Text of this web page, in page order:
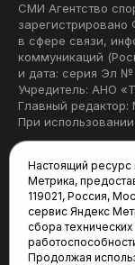
СМИ Агентство
в сфере связи,
коммуникаций
и дата: серия Эл №
Учредитель: АНО
Главный редактор:
При
Редакция:
625035, Тюмень,
(3452) 68-22-28
tum-arena@mail.ru
Настоящий ресурс
Метрика,
119021, Россия,
сервис Яндекс
сбора
Продолжая